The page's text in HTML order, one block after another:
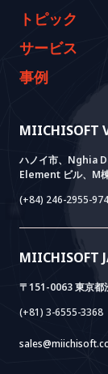
MIICHISOFT
ハノイ市、Nghia
Element ビル、M棟
(+84) 246-2955-974
MIICHISOFT
〒151-0063 東京
(+81) 3-6555-3368
会社概要
代表のメッセ
沿革
価値観
トピック
イベント & ウ
資料室
ニュース
FAQ
サービス
AI CO-
AI PoC開発
Core Lab
System Lab
Power Lab
Cloud Lab
AI+
AI+
Meet AI+
AI+
RAG
VIETNAM
BOTモデル
法人設立支援
事例
実績
お客様の声